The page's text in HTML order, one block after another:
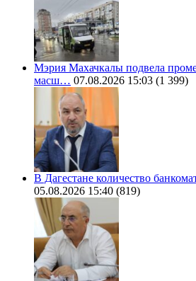
Мэрия Махачкалы подвела
масш… 07.08.2026 15:03 (1 399)
В Дагестане количество
05.08.2026 15:40 (819)